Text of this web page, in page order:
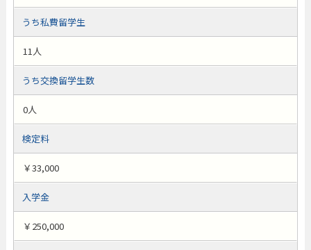
うち私費留学生
11人
うち交換留学生数
0人
検定料
￥33,000
入学金
￥250,000